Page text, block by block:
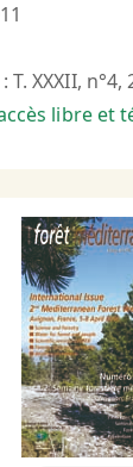
T. XXXII,
libre et